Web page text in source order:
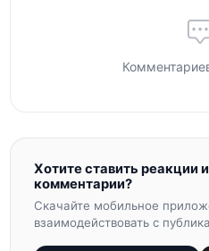
Хотите ставить реакции
комментарии?
Скачайте мобильное
взаимодействовать с